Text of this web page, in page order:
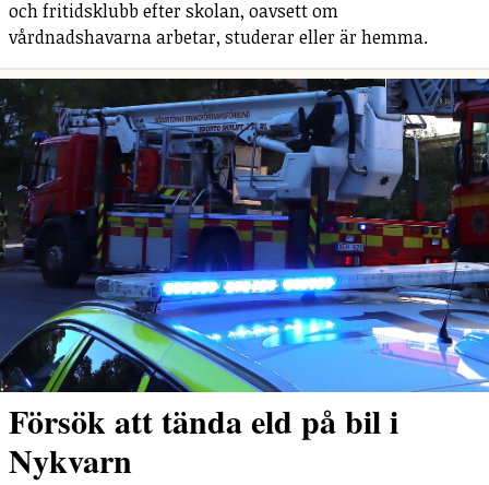
och fritidsklubb efter skolan, oavsett om
vårdnadshavarna arbetar, studerar eller är hemma.
Försök att tända eld på bil i
Nykvarn